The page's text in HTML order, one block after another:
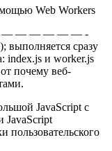
— — — — — — — -
сразу
index.js и worker.js
почему веб-
JavaScript с
JavaScript
пользовательского